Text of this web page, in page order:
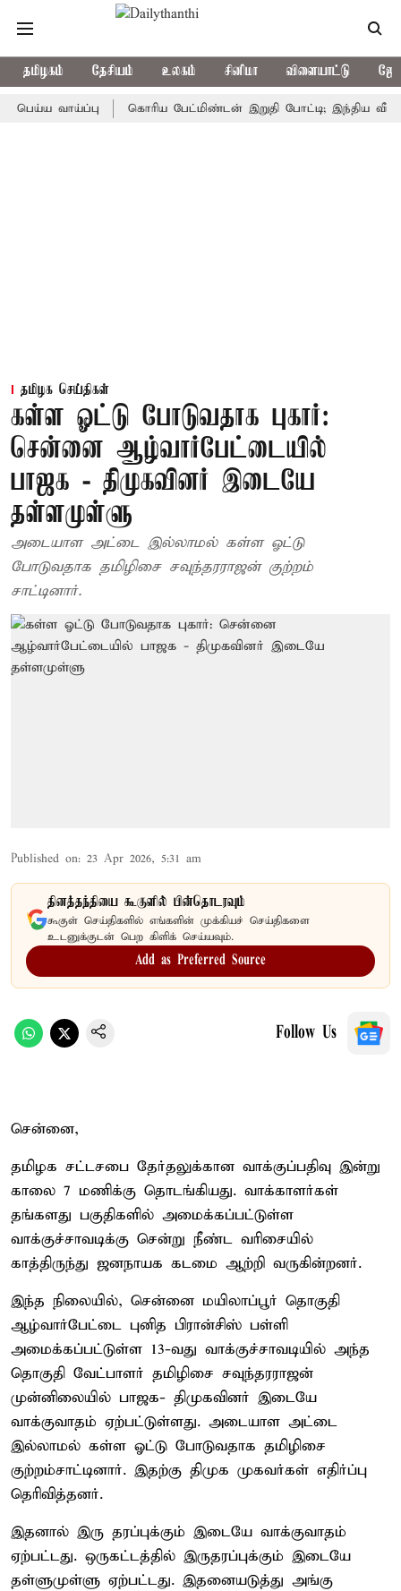
தமிழகம் தேசியம் உலகம் சினிமா விளையாட்டு
வாய்ப்பு கொரிய பேட்மிண்டன் இறுதி போட்டி; இந்திய
தமிழக செய்திகள்
கள்ள ஓட்டு போடுவதாக புகார்:
சென்னை ஆழ்வார்பேட்டையில்
பாஜக - திமுகவினர் இடையே
தள்ளமுள்ளு
அடையாள அட்டை இல்லாமல் கள்ள ஓட்டு
போடுவதாக தமிழிசை சவுந்தரராஜன் குற்றம்
சாட்டினார்.
Published on: 23 Apr 2026, 5:31 am
தினத்தந்தியை கூகுளில் பின்தொடரவும்
கூகுள் செய்திகளில் எங்களின் முக்கியச் செய்திகளை
உடனுக்குடன் பெற கிளிக் செய்யவும்.
Add as Preferred Source
Follow Us
சென்னை,
தமிழக சட்டசபை தேர்தலுக்கான வாக்குப்பதிவு இன்று
காலை 7 மணிக்கு தொடங்கியது. வாக்காளர்கள்
தங்களது பகுதிகளில் அமைக்கப்பட்டுள்ள
வாக்குச்சாவடிக்கு சென்று நீண்ட வரிசையில்
காத்திருந்து ஜனநாயக கடமை ஆற்றி வருகின்றனர்.
இந்த நிலையில், சென்னை மயிலாப்பூர் தொகுதி
ஆழ்வார்பேட்டை புனித பிரான்சிஸ் பள்ளி
அமைக்கப்பட்டுள்ள 13-வது வாக்குச்சாவடியில் அந்த
தொகுதி வேட்பாளர் தமிழிசை சவுந்தரராஜன்
முன்னிலையில் பாஜக- திமுகவினர் இடையே
வாக்குவாதம் ஏற்பட்டுள்ளது. அடையாள அட்டை
இல்லாமல் கள்ள ஓட்டு போடுவதாக தமிழிசை
குற்றம்சாட்டினார். இதற்கு திமுக முகவர்கள் எதிர்ப்பு
தெரிவித்தனர்.
இதனால் இரு தரப்புக்கும் இடையே வாக்குவாதம்
ஏற்பட்டது. ஒருகட்டத்தில் இருதரப்புக்கும் இடையே
தள்ளுமுள்ளு ஏற்பட்டது. இதனையடுத்து அங்கு